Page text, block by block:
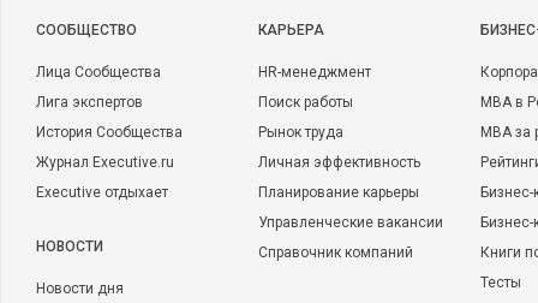
CООБЩЕСТВО
Лица Сообщества
Лига экспертов
История Сообщества
Журнал Executive.ru
Executive отдыхает
НОВОСТИ
Новости дня
КАРЬЕРА
HR-менеджмент
Поиск работы
Рынок труда
Личная эффективность
Планирование карьеры
Управленческие вакансии
Справочник компаний
MBA в
MBA
Бизнес-
Книги
Тесты